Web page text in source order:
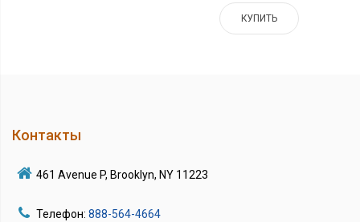
КУПИТЬ
Контакты
461 Avenue P, Brooklyn, NY 11223
Телефон: 888-564-4664